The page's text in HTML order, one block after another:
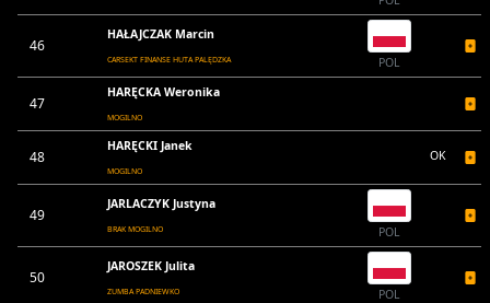
46
HAŁAJCZAK Marcin
CARSEKT FINANSE HUTA PALĘDZKA POL
47
HARĘCKA Weronika
MOGILNO
48
HARĘCKI Janek
MOGILNO
OK
49
JARLACZYK Justyna
BRAK MOGILNO POL
50
JAROSZEK Julita
ZUMBA PADNIEWKO POL